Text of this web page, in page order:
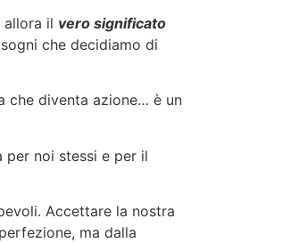
allora il vero significato
che decidiamo di
che diventa azione… è un
per noi stessi e per il
Accettare la nostra
ma dalla